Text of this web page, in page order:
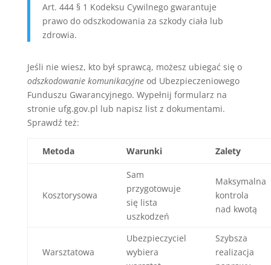
Art. 444 § 1 Kodeksu Cywilnego gwarantuje
prawo do odszkodowania za szkody ciała lub
zdrowia.
Jeśli nie wiesz, kto był sprawcą, możesz ubiegać się o
odszkodowanie komunikacyjneod Ubezpieczeniowego
Funduszu Gwarancyjnego. Wypełnij formularz na
stronie ufg.gov.pl lub napisz list z dokumentami.
Sprawdź też:
Metoda Warunki Zalety
Kosztorysowa
Sam
przygotowuje
się lista
uszkodzeń
Maksymalna
kontrola
nad kwotą
Warsztatowa
Ubezpieczyciel
wybiera
Szybsza
realizacja